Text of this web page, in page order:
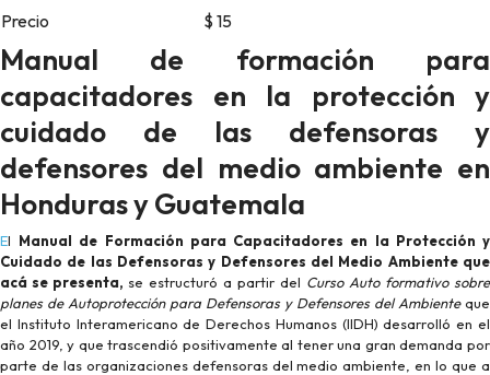
Precio
$ 15
Manual de formación para
capacitadores en la protección y
cuidado de las defensoras y
defensores del medio ambiente en
Honduras y Guatemala
El Manual de Formación para Capacitadores en la Protección y
Cuidado de las Defensoras y Defensores del Medio Ambiente que
acá se presenta, se estructuró a partir del Curso Auto formativo sobre
planes de Autoprotección para Defensoras y Defensores del Ambienteque
el Instituto Interamericano de Derechos Humanos (IIDH) desarrolló en el
año 2019, y que trascendió positivamente al tener una gran demanda por
parte de las organizaciones defensoras del medio ambiente, en lo que a